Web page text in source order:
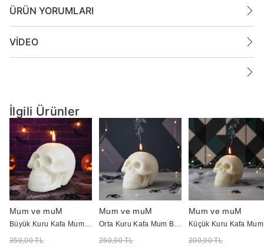
ÜRÜN YORUMLARI
VİDEO
İlgili Ürünler
Mum ve muM
Büyük Kuru Kafa Mum Beyaz
350,00 TL
Mum ve muM
Orta Kuru Kafa Mum Beyaz
250,00 TL
Mum ve muM
200,00 TL